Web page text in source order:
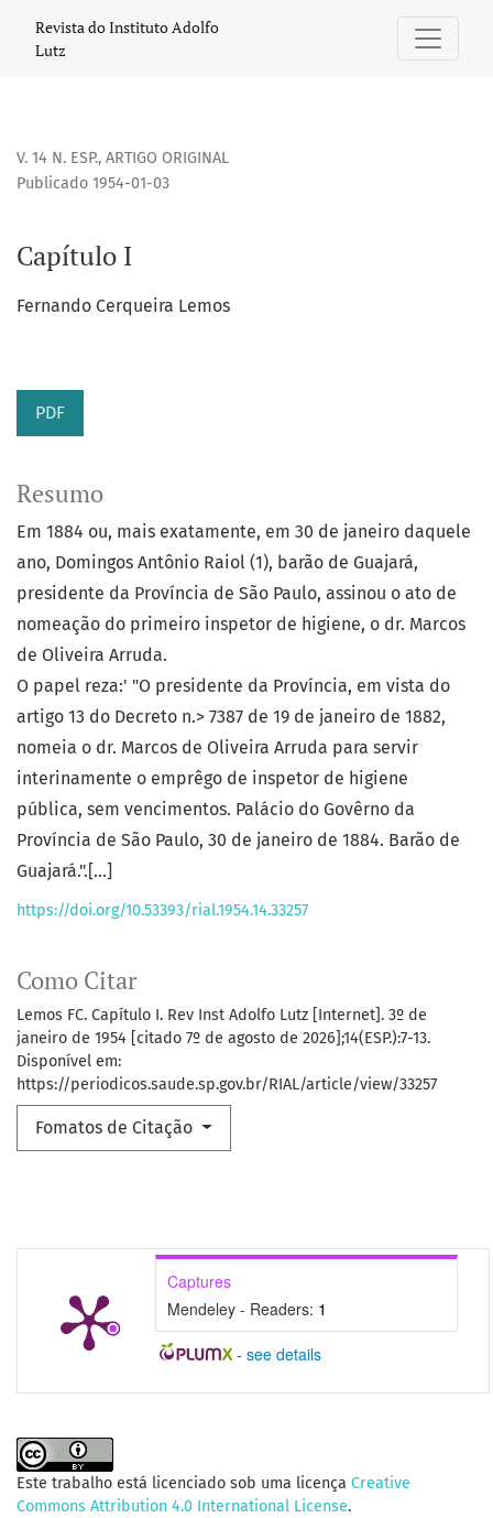
Revista do Instituto Adolfo
Lutz
V. 14 N. ESP., ARTIGO ORIGINAL
Capítulo I
Publicado 1954-01-03
Fernando Cerqueira Lemos
PDF
Como Citar
Lemos FC. Capítulo I. Rev Inst Adolfo Lutz [Internet]. 3º de
janeiro de 1954 [citado 7º de agosto de 2026];14(ESP.):7-13.
Disponível em:
https://periodicos.saude.sp.gov.br/RIAL/article/view/33257
Fomatos de Citação
Captures
Mendeley - Readers: 1
- see details
Resumo
Em 1884 ou, mais exatamente, em 30 de janeiro daquele
ano, Domingos Antônio Raiol (1), barão de Guajará,
presidente da Província de São Paulo, assinou o ato de
nomeação do primeiro inspetor de higiene, o dr. Marcos
de Oliveira Arruda.
O papel reza:' "O presidente da Província, em vista do
artigo 13 do Decreto n.> 7387 de 19 de janeiro de 1882,
nomeia o dr. Marcos de Oliveira Arruda para servir
interinamente o emprêgo de inspetor de higiene
pública, sem vencimentos. Palácio do Govêrno da
Província de São Paulo, 30 de janeiro de 1884. Barão de
Guajará.".[...]
https://doi.org/10.53393/rial.1954.14.33257
Este trabalho está licenciado sob uma licença Creative
Commons Attribution 4.0 International License.